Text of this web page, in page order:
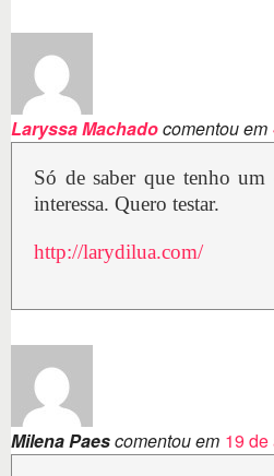
Laryssa Machadocomentou em
Só de saber que tenho
interessa. Quero testar.
http://larydilua.com/
Milena Paescomentou em 19 de